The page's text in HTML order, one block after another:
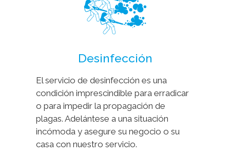
Desinfección
El servicio de desinfección es una
condición imprescindible para erradicar
o para impedir la propagación de
plagas. Adelántese a una situación
incómoda y asegure su negocio o su
casa con nuestro servicio.